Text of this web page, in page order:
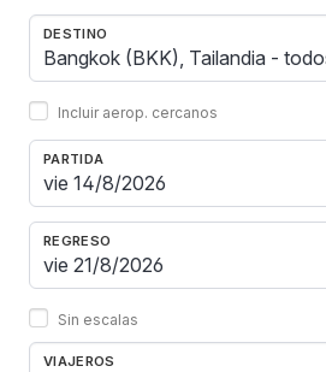
DESTINO
Incluir aerop. cercanos
PARTIDA
REGRESO
Sin escalas
VIAJEROS